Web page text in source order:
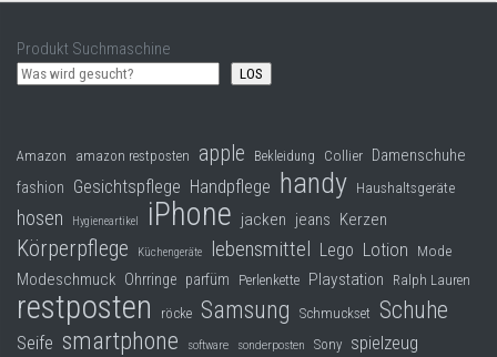
Produkt Suchmaschine
LOS
Amazon amazon restposten apple Bekleidung Collier Damenschuhe
fashion Gesichtspflege Handpflege handy Haushaltsgeräte
hosen Hygieneartikel iPhone jacken jeans Kerzen
Körperpflege Küchengeräte lebensmittel Lego Lotion Mode
Modeschmuck Ohrringe parfüm Perlenkette Playstation Ralph Lauren
restposten röcke Samsung Schmuckset Schuhe
Seife smartphone software sonderposten Sony spielzeug